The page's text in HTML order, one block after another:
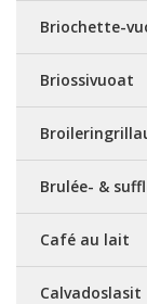
Briochette-
Briossivuoat
Brulée- &
Café au lait
Calvadoslasit